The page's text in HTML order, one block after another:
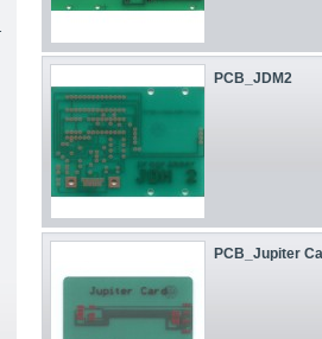
PCB_JDM2
PCB_Jupiter